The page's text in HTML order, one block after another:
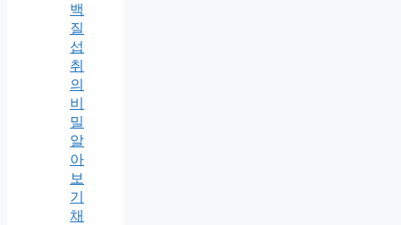
백
질
섭
취
의
비
밀
알
아
보
기
채